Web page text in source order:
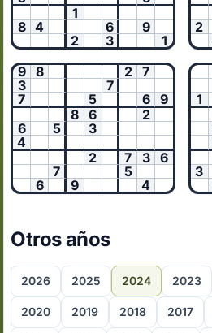
1
8 4 6
9
2
3 1
2
9
8 2
7
3
7
7
5 6
9
8
6
2
6
5
3
4
2
7 3
6
7
5
6
9 4
1
3
Otros años
2026 2025 2024 2023
2020 2019 2018 2017